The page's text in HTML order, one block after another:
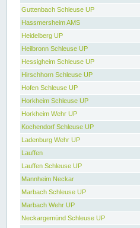
Guttenbach Schleuse UP
Hassmersheim AMS
Heidelberg UP
Heilbronn Schleuse UP
Hessigheim Schleuse UP
Hirschhorn Schleuse UP
Hofen Schleuse UP
Horkheim Schleuse UP
Horkheim Wehr UP
Kochendorf Schleuse UP
Ladenburg Wehr UP
Lauffen
Lauffen Schleuse UP
Mannheim Neckar
Marbach Schleuse UP
Marbach Wehr UP
Neckargemünd Schleuse UP